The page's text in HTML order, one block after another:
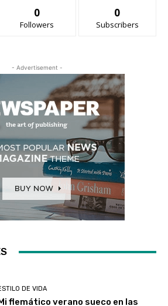
0
Followers
0
Subscribers
- Advertisement -
DE VIDA
flemático verano sueco en las